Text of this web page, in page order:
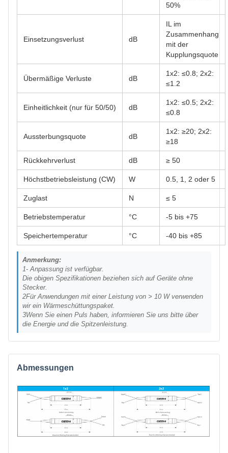
50%
Einsetzungsverlust dB
IL im
Zusammenhang
mit der
Kupplungsquote
Übermäßige Verluste dB
1x2: ≤0.8; 2x2:
≤1.2
Einheitlichkeit (nur für 50/50) dB
1x2: ≤0.5; 2x2:
≤0.8
Aussterbungsquote dB
1x2: ≥20; 2x2:
≥18
Rückkehrverlust dB ≥ 50
Höchstbetriebsleistung (CW) W 0.5, 1, 2 oder 5
Zuglast N ≤ 5
Betriebstemperatur °C -5 bis +75
Speichertemperatur °C -40 bis +85
Anmerkung:
1- Anpassung ist verfügbar.
Die obigen Spezifikationen beziehen sich auf Geräte ohne
Stecker.
2Für Anwendungen mit einer Leistung von > 10 W verwenden
wir ein Wärmeschüttungspaket.
3Wenn Sie einen Puls haben, informieren Sie uns bitte über
die Energie und die Spitzenleistung.
Abmessungen